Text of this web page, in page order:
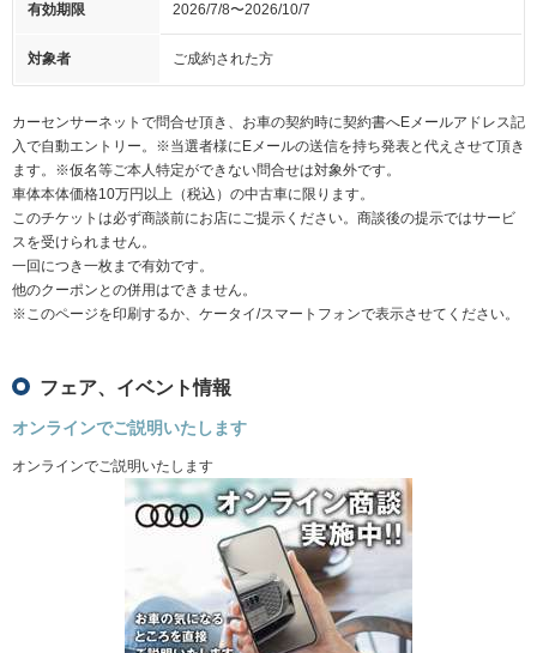
有効期限 2026/7/8〜2026/10/7
対象者 ご成約された方
カーセンサーネットで問合せ頂き、お車の契約時に契約書へEメールアドレス記
入で自動エントリー。※当選者様にEメールの送信を持ち発表と代えさせて頂き
ます。※仮名等ご本人特定ができない問合せは対象外です。
車体本体価格10万円以上（税込）の中古車に限ります。
このチケットは必ず商談前にお店にご提示ください。商談後の提示ではサービ
スを受けられません。
一回につき一枚まで有効です。
他のクーポンとの併用はできません。
※このページを印刷するか、ケータイ/スマートフォンで表示させてください。
フェア、イベント情報
オンラインでご説明いたします
オンラインでご説明いたします